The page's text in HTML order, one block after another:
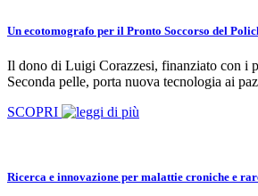
Un ecotomografo per il Pronto Soccorso del
Il dono di Luigi Corazzesi, finanziato con i
Seconda pelle, porta nuova tecnologia ai
SCOPRI
Ricerca e innovazione per malattie croniche e